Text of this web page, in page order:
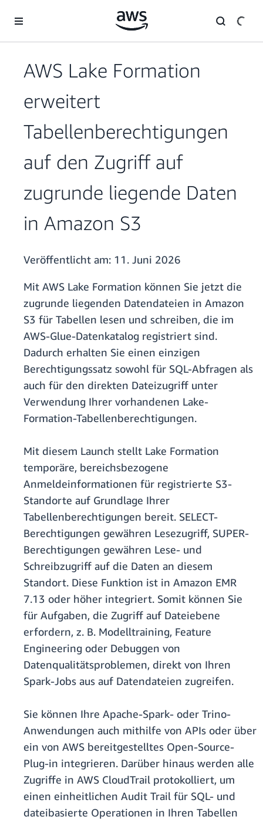
Überspringen zum Hauptinhalt
AWS Lake Formation
erweitert
Tabellenberechtigungen
auf den Zugriff auf
zugrunde liegende Daten
in Amazon S3
Veröffentlicht am: 11. Juni 2026
Mit AWS Lake Formation können Sie jetzt die
zugrunde liegenden Datendateien in Amazon
S3 für Tabellen lesen und schreiben, die im
AWS-Glue-Datenkatalog registriert sind.
Dadurch erhalten Sie einen einzigen
Berechtigungssatz sowohl für SQL-Abfragen als
auch für den direkten Dateizugriff unter
Verwendung Ihrer vorhandenen Lake-
Formation-Tabellenberechtigungen.
Mit diesem Launch stellt Lake Formation
temporäre, bereichsbezogene
Anmeldeinformationen für registrierte S3-
Standorte auf Grundlage Ihrer
Tabellenberechtigungen bereit. SELECT-
Berechtigungen gewähren Lesezugriff, SUPER-
Berechtigungen gewähren Lese- und
Schreibzugriff auf die Daten an diesem
Standort. Diese Funktion ist in Amazon EMR
7.13 oder höher integriert. Somit können Sie
für Aufgaben, die Zugriff auf Dateiebene
erfordern, z. B. Modelltraining, Feature
Engineering oder Debuggen von
Datenqualitätsproblemen, direkt von Ihren
Spark-Jobs aus auf Datendateien zugreifen.
Sie können Ihre Apache-Spark- oder Trino-
Anwendungen auch mithilfe von APIs oder über
ein von AWS bereitgestelltes Open-Source-
Plug-in integrieren. Darüber hinaus werden alle
Zugriffe in AWS CloudTrail protokolliert, um
einen einheitlichen Audit Trail für SQL- und
dateibasierte Operationen in Ihren Tabellen